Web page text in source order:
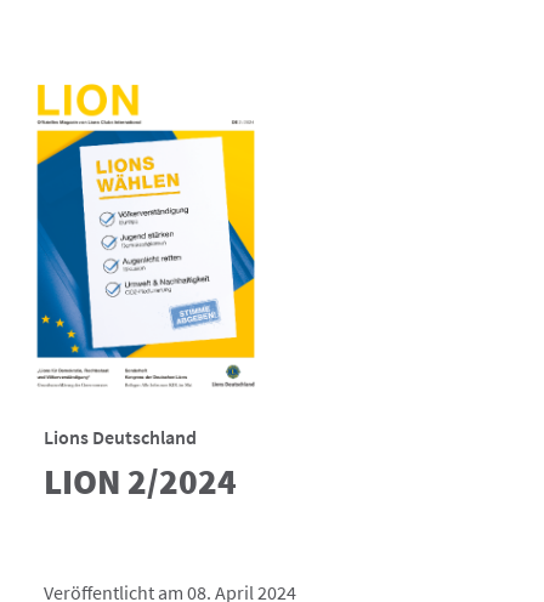
Lions Deutschland
LION 2/2024
Veröffentlicht am 08. April 2024